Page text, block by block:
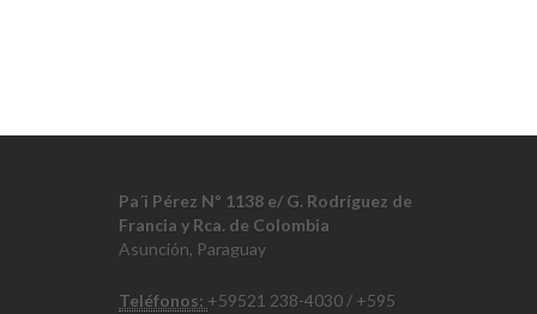
Pa´i Pérez Nº 1138 e/ G. Rodríguez de
Francia y Rca. de Colombia
Asunción, Paraguay
Teléfonos: +59521 238-4030 / +595